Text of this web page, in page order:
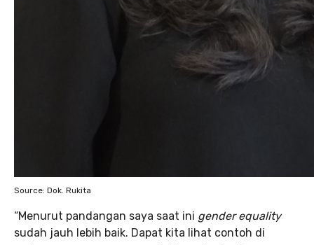
Source: Dok. Rukita
“Menurut pandangan saya saat ini gender equality
sudah jauh lebih baik. Dapat kita lihat contoh di